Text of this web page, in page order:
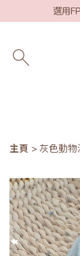
選用
主頁 灰色動